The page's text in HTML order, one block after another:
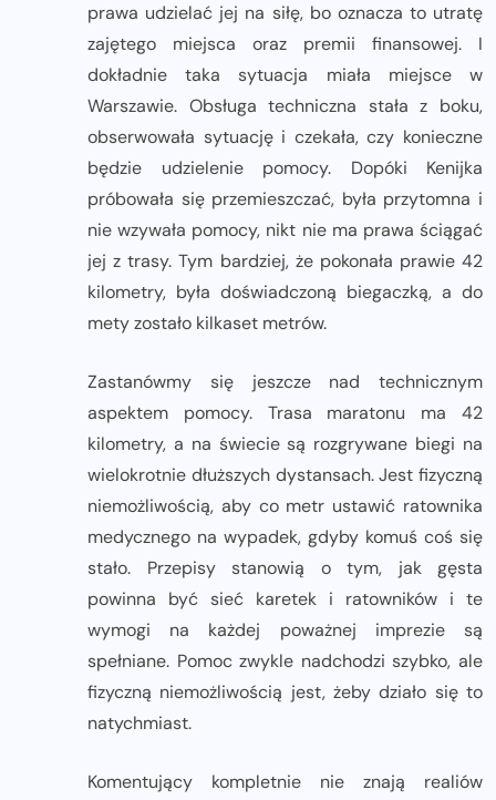
prawa udzielać jej na siłę, bo oznacza to utratę
zajętego miejsca oraz premii finansowej. I
dokładnie taka sytuacja miała miejsce w
Warszawie. Obsługa techniczna stała z boku,
obserwowała sytuację i czekała, czy konieczne
będzie udzielenie pomocy. Dopóki Kenijka
próbowała się przemieszczać, była przytomna i
nie wzywała pomocy, nikt nie ma prawa ściągać
jej z trasy. Tym bardziej, że pokonała prawie 42
kilometry, była doświadczoną biegaczką, a do
mety zostało kilkaset metrów.
Zastanówmy się jeszcze nad technicznym
aspektem pomocy. Trasa maratonu ma 42
kilometry, a na świecie są rozgrywane biegi na
wielokrotnie dłuższych dystansach. Jest fizyczną
niemożliwością, aby co metr ustawić ratownika
medycznego na wypadek, gdyby komuś coś się
stało. Przepisy stanowią o tym, jak gęsta
powinna być sieć karetek i ratowników i te
wymogi na każdej poważnej imprezie są
spełniane. Pomoc zwykle nadchodzi szybko, ale
fizyczną niemożliwością jest, żeby działo się to
natychmiast.
Komentujący kompletnie nie znają realiów